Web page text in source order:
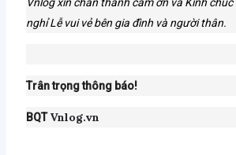
nghỉ Lễ vui vẻ bên gia đình và người thân.
Trân trọng thông báo!
BQTVnlog.vn